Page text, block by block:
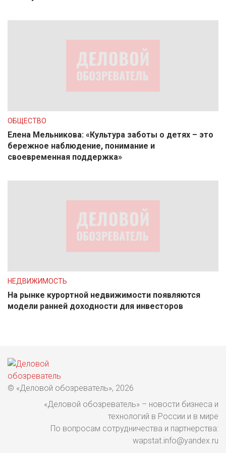
ОБЩЕСТВО
Елена Мельникова: «Культура заботы о детях – это
бережное наблюдение, понимание и
своевременная поддержка»
НЕДВИЖИМОСТЬ
На рынке курортной недвижимости появляются
модели ранней доходности для инвесторов
© «Деловой обозреватель», 2026
«Деловой обозреватель» – новости бизнеса и
технологий в России и в мире
По вопросам сотрудничества и партнерства:
wapstat.info@yandex.ru